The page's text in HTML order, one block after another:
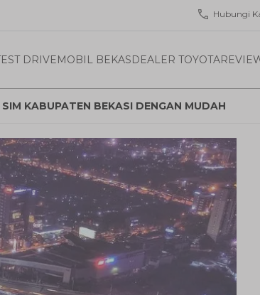
Hubungi
DRIVEMOBIL BEKASDEALER TOYOTA
KABUPATEN BEKASI DENGAN MUDAH